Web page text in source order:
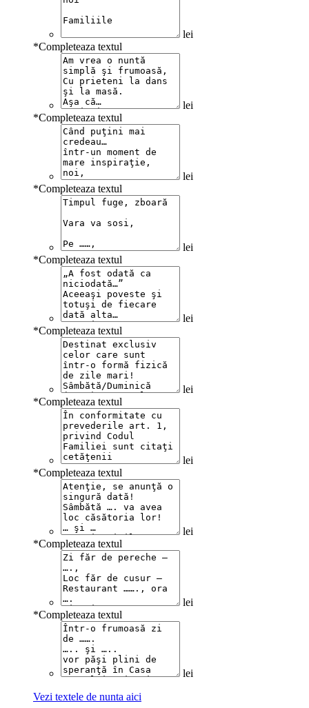
lei
*Completeaza textul
lei
*Completeaza textul
lei
*Completeaza textul
lei
*Completeaza textul
lei
*Completeaza textul
lei
*Completeaza textul
lei
*Completeaza textul
lei
*Completeaza textul
lei
*Completeaza textul
lei
Vezi textele de nunta aici